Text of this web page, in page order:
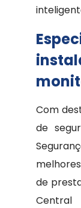
Com
de
de